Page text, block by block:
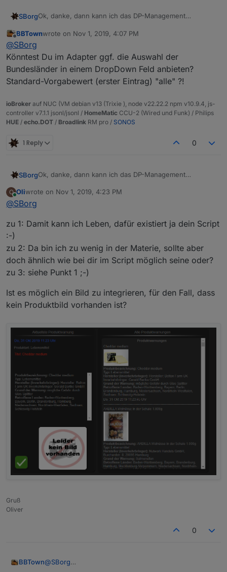
SBorgOk, danke, dann kann ich das DP-Management
mal genau die selbe Funktionalität wie das Javascript
im Skript über die Web-UI.
Das würde aber bedeuten, dass@ Oli
Zusatzskript (ich
weiß, es ist nicht direkt von ihm ;) ) mit integriert
werden sollte, denn vieles wird nun doppelt ausgeführt
schon ausführe. Ferner bleiben drei weitere Nachteile
(?):
die Filter funktionieren nicht; die Liste enthält also
es werden alle Bundesländer, oder nur eines
angezeigt (je nach Auswahl des RSS-Feeds)
man kann sich die Liste nicht "selbst zusammen
bauen", da einfach einzelne Inhalte nicht verfügbar
aus dem Feed extrahiere)
:)
Offline
BBTownwrote on Nov 1, 2019, 4:07 PM
last edited by
@SBorg
Könntest Du im Adapter ggf. die Auswahl der
Bundesländer in einem DropDown Feld anbieten?
Standard-Vorgabewert (erster Eintrag) "alle" ?!
ioBroker auf NUC (VM debian v13 (Trixie ), node v22.22.2 npm v10.9.4, js-
controller v7.1.1 jsonl/jsonl / HomeMatic CCU-2 (Wired und Funk) / Philips
HUE / echo.DOT / Broadlink RM pro / SONOS
1 Reply 0
SBorgOk, danke, dann kann ich das DP-Management
mal genau die selbe Funktionalität wie das Javascript
Das würde aber bedeuten, dass@OliZusatzskript (ich
(z.B. gerade aktuell Datum patchen), was ich ja sowieso
schon ausführe. Ferner bleiben drei weitere Nachteile
(?):
die Filter funktionieren nicht; die Liste enthält also
angezeigt (je nach Auswahl des RSS-Feeds)
sind (bspw. Produktart etc. die ich als Datenpunkte
aus dem Feed extrahiere)
O
Online
Oliwrote on Nov 1, 2019, 4:23 PM
last edited by
@SBorg
zu 1: Damit kann ich Leben, dafür existiert ja dein Script
:-)
zu 2: Da bin ich zu wenig in der Materie, sollte aber
doch ähnlich wie bei dir im Script möglich seine oder?
zu 3: siehe Punkt 1 ;-)
Ist es möglich ein Bild zu integrieren, für den Fall, dass
kein Produktbild vorhanden ist?
Gruß
Oliver
0
BBTown@SBorg